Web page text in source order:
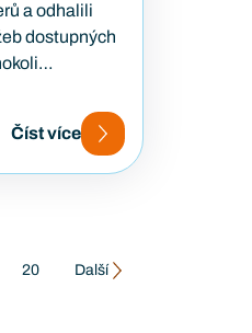
a odhalili
dostupných
jsou jasné:
Číst více
20 Další